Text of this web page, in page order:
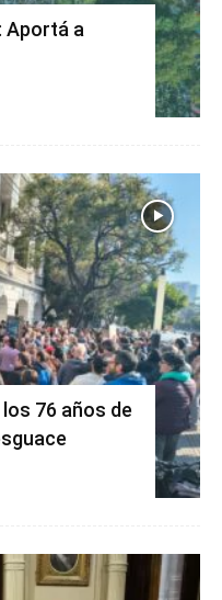
Aportá a
76 años de